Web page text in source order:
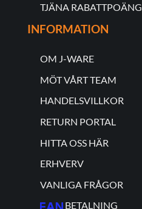
TJÄNA RABATTPOÄNG
INFORMATION
OM J-WARE
MÖT VÅRT TEAM
HANDELSVILLKOR
RETURN PORTAL
HITTA OSS HÄR
ERHVERV
VANLIGA FRÅGOR
BETALNING